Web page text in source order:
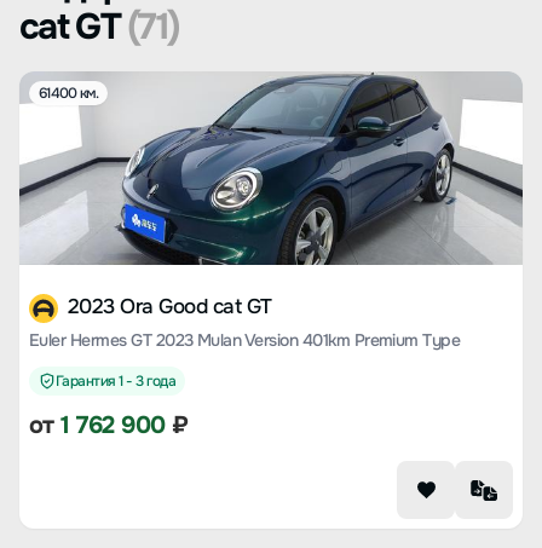
cat GT(71)
61400 км.
2023 Ora Good cat GT
Euler Hermes GT 2023 Mulan Version 401km Premium Type
Гарантия 1 - 3 года
от1 762 900₽